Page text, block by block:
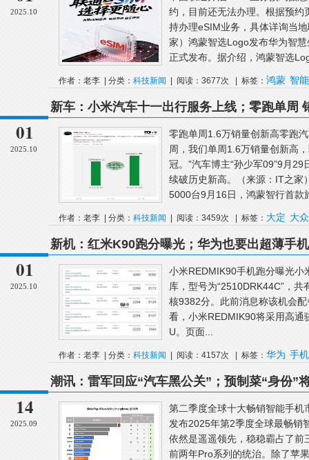
2025.10
约，目前还无法办理。根据预
持办理eSIM业务，具体详询当
家）鸿蒙智选Logo发布华为智
正式发布。据介绍，鸿蒙智选
作者：老李 | 分类： 科技新闻 | 阅读：3677次 | 标签： 鸿蒙 智能
01
2025.10
新车：小米汽车十一出行服务上线；零跑单周
15000台；一汽大众抽新车免费开一年
零跑单周1.6万销量创新高零跑
周，我们单周1.6万销量创新高
冠。”汽车博主“孙少军09”9月
续破历史新高。（来源：IT之家
5000台9月16日，鸿蒙智行首款
作者：老李 | 分类： 科技新闻 | 阅读：3459次 | 标签： 大定 大众
01
2025.10
新机：红米K90跑分曝光；华为也要出超薄手
耀Magic8 Pro真机长这样
小米REDMIK90手机跑分曝光
库，型号为“2510DRK44C”，
核9382分。此前消息称该机会
看，小米REDMIK90将采用高
U。页面...
作者：老李 | 分类： 科技新闻 | 阅读：4157次 | 标签： 华为 手机
14
2025.09
潮讯：雷军回应“汽车黑公关”；预制菜“身份”
了；OriginOS6互联升级
第二季度全球十大畅销智能手
发布2025年第2季度全球最畅销
依然是遥遥领先，稳稳霸占了
前两年Pro系列的统治。除了苹